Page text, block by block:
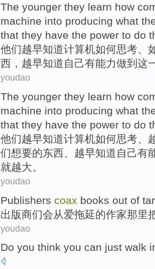
The younger they learn how
machine into producing what
that they have the power to do
他们越早知道计算机如何思考、
西 ，越早知道 自己有能力做到 这
youdao
The younger they learn how
machine into producing what
that they have the power to do
他们越早知道计算机如何思考、
们想要的东西、越早知道 自己有
就越大。
youdao
Publishers coax books out of
出版商们会从爱拖延的作家那里
youdao
Do you think you can just walk